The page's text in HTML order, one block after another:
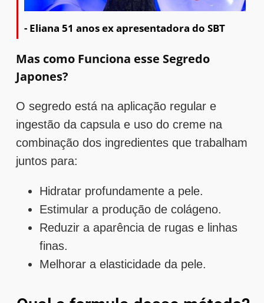
- Eliana 51 anos ex apresentadora do SBT
Mas como Funciona esse Segredo
Japones?
O segredo está na aplicação regular e
ingestão da capsula e uso do creme na
combinação dos ingredientes que trabalham
juntos para:
Hidratar profundamente a pele.
Estimular a produção de colágeno.
Reduzir a aparência de rugas e linhas
finas.
Melhorar a elasticidade da pele.